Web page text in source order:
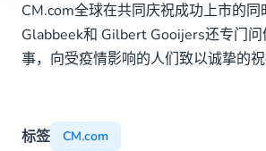
CM.com全球在共同庆祝成功上市的同
Glabbeek和 Gilbert Gooijers还专门问
事，向受疫情影响的人们致以诚挚的祝
标签 CM.com